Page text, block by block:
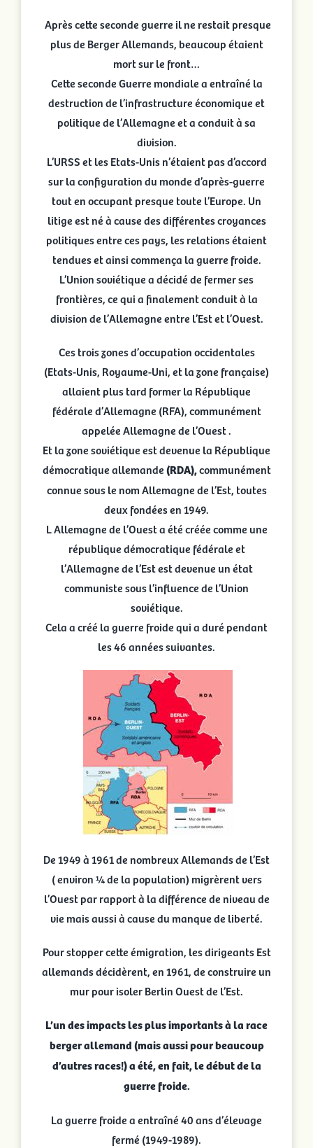
Après cette seconde guerre il ne restait presque
plus de Berger Allemands, beaucoup étaient
mort sur le front…
Cette seconde Guerre mondiale a entraîné la
destruction de l’infrastructure économique et
politique de l’Allemagne et a conduit à sa
division.
L’URSS et les Etats-Unis n’étaient pas d’accord
sur la configuration du monde d’après-guerre
tout en occupant presque toute l’Europe. Un
litige est né à cause des différentes croyances
politiques entre ces pays, les relations étaient
tendues et ainsi commença la guerre froide.
L’Union soviétique a décidé de fermer ses
frontières, ce qui a finalement conduit à la
division de l’Allemagne entre l’Est et l’Ouest.
Ces trois zones d’occupation occidentales
(Etats-Unis, Royaume-Uni, et la zone française)
allaient plus tard former la République
fédérale d’Allemagne (RFA), communément
appelée Allemagne de l’Ouest .
Et la zone soviétique est devenue la République
démocratique allemande(RDA),communément
connue sous le nom Allemagne de l’Est, toutes
deux fondées en 1949.
L Allemagne de l’Ouest a été créée comme une
république démocratique fédérale et
l’Allemagne de l’Est est devenue un état
communiste sous l’influence de l’Union
soviétique.
Cela a créé la guerre froide qui a duré pendant
les 46 années suivantes.
De 1949 à 1961 de nombreux Allemands de l’Est
( environ ¼ de la population) migrèrent vers
l’Ouest par rapport à la différence de niveau de
vie mais aussi à cause du manque de liberté.
Pour stopper cette émigration, les dirigeants Est
allemands décidèrent, en 1961, de construire un
mur pour isoler Berlin Ouest de l’Est.
L’un des impacts les plus importants à la race
berger allemand (mais aussi pour beaucoup
d’autres races!) a été, en fait, le début de la
guerre froide.
La guerre froide a entraîné 40 ans d’élevage
fermé (1949-1989).